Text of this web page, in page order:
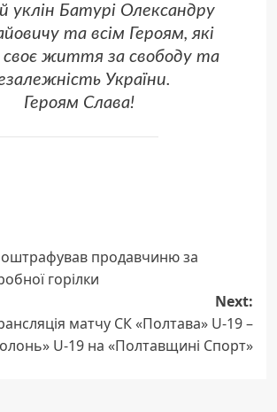
уклін Батурі Олександру
та всім Героям, які
своє життя за свободу та
України.
Героям Слава!
оштрафував продавчиню за
горілки
Next:
матчу СК «Полтава» U-19 –
U-19 на «Полтавщині Спорт»